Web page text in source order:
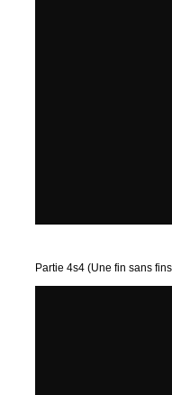
Partie 4s4 (Une fin sans